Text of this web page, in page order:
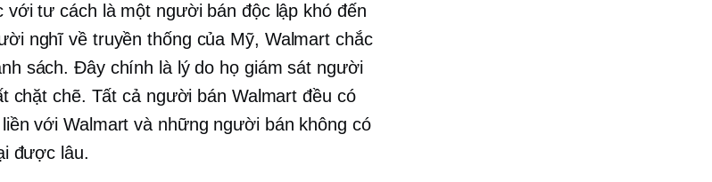
với tư cách là một người bán độc lập khó đến
nghĩ về truyền thống của Mỹ, Walmart chắc
sách. Đây chính là lý do họ giám sát người
chặt chẽ. Tất cả người bán Walmart đều có
với Walmart và những người bán không có
được lâu.